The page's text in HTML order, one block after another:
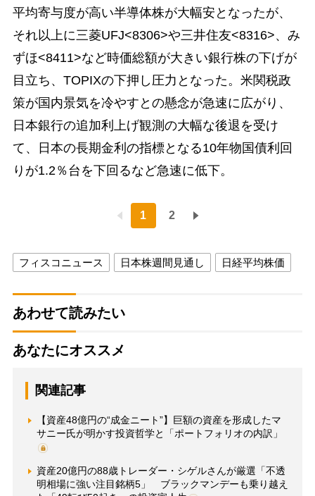
平均寄与度が高い半導体株が大幅安となったが、
それ以上に三菱UFJ<8306>や三井住友<8316>、み
ずほ<8411>など時価総額が大きい銀行株の下げが
目立ち、TOPIXの下押し圧力となった。米関税政
策が国内景気を冷やすとの懸念が急速に広がり、
日本銀行の追加利上げ観測の大幅な後退を受け
て、日本の長期金利の指標となる10年物国債利回
りが1.2％台を下回るなど急速に低下。
1 2
フィスコニュース 日本株週間見通し 日経平均株価
あわせて読みたい
あなたにオススメ
関連記事
【資産48億円の“成金ニート”】巨額の資産を形成したマ
サニー氏が明かす投資哲学と「ポートフォリオの内訳」
資産20億円の88歳トレーダー・シゲルさんが厳選「不透
明相場に強い注目銘柄5」 ブラックマンデーも乗り越え